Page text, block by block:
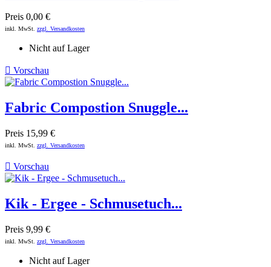
Preis 0,00 €
inkl. MwSt. zzgl. Versandkosten
Nicht auf Lager
 Vorschau
Fabric Compostion Snuggle...
Preis 15,99 €
inkl. MwSt. zzgl. Versandkosten
 Vorschau
Kik - Ergee - Schmusetuch...
Preis 9,99 €
inkl. MwSt. zzgl. Versandkosten
Nicht auf Lager